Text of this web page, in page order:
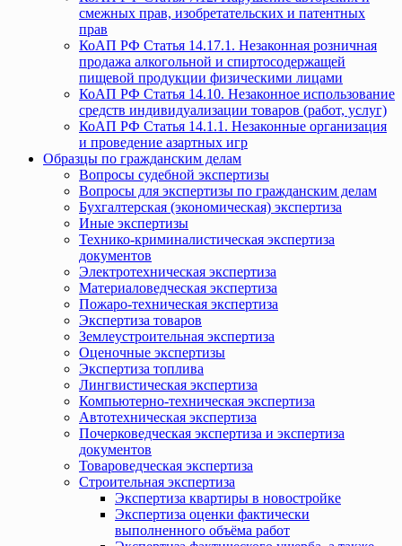
смежных прав, изобретательских и патентных
прав
КоАП РФ Статья 14.17.1. Незаконная розничная
продажа алкогольной и спиртосодержащей
пищевой продукции физическими лицами
КоАП РФ Статья 14.10. Незаконное использование
средств индивидуализации товаров (работ, услуг)
КоАП РФ Статья 14.1.1. Незаконные организация
и проведение азартных игр
Образцы по гражданским делам
Вопросы судебной экспертизы
Вопросы для экспертизы по гражданским делам
Бухгалтерская (экономическая) экспертиза
Иные экспертизы
Технико-криминалистическая экспертиза
документов
Электротехническая экспертиза
Материаловедческая экспертиза
Пожаро-техническая экспертиза
Экспертиза товаров
Землеустроительная экспертиза
Оценочные экспертизы
Экспертиза топлива
Лингвистическая экспертиза
Компьютерно-техническая экспертиза
Автотехническая экспертиза
Почерковедческая экспертиза и экспертиза
документов
Товароведческая экспертиза
Строительная экспертиза
Экспертиза квартиры в новостройке
Экспертиза оценки фактически
выполненного объёма работ